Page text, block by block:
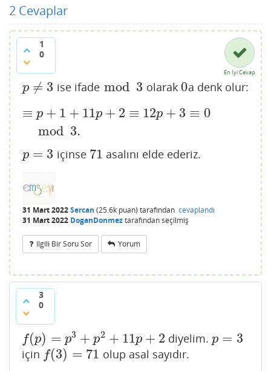
2 Cevaplar
1
0
En İyi Cevap
p ≠ 3
p ≠3 ise ifade mod 3
mod3 olarak0
0a denk olur:
≡ p + 1 + 11p + 2 ≡ 12p + 3 ≡ 0
mod 3.
≡ p+ 1+11p+ 2 ≡12p+3 ≡0 mod 3.
p = 3
p =3 içinse 71
71 asalını elde ederiz.
31 Mart 2022Sercan (25.6k puan) tarafından cevaplandı
31 Mart 2022 DoganDonmeztarafındanseçilmiş
Ilgili Bir Soru Sor Yorum
3
0
f(p) = p3 + p2 + 11p + 2
f(p)=p 3+ p2 +11p+ 2 diyelim.p = 3
p =3
için f(3) = 71
f(3)=71 olup asal sayıdır.